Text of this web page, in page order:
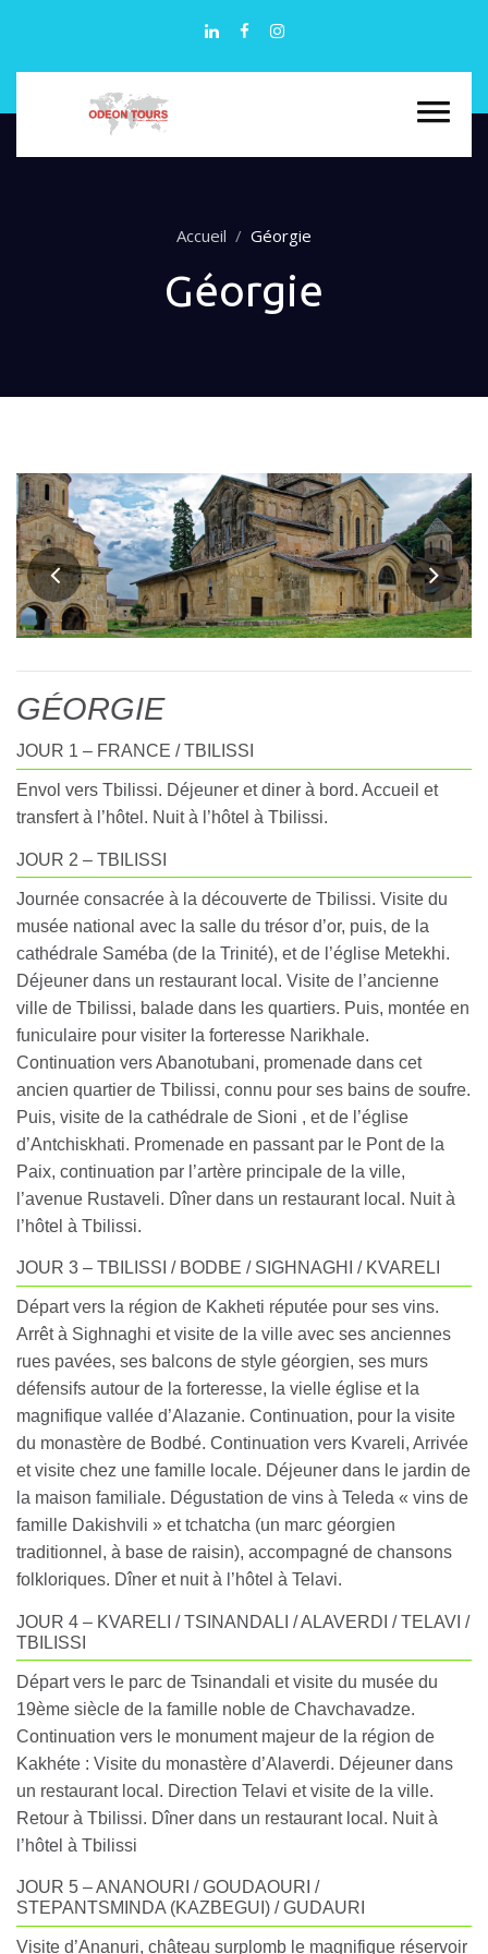
Accueil Géorgie
Géorgie
GÉORGIE
JOUR 1 – FRANCE / TBILISSI
Envol vers Tbilissi. Déjeuner et diner à bord. Accueil et
transfert à l’hôtel. Nuit à l’hôtel à Tbilissi.
JOUR 2 – TBILISSI
Journée consacrée à la découverte de Tbilissi. Visite du
musée national avec la salle du trésor d’or, puis, de la
cathédrale Saméba (de la Trinité), et de l’église Metekhi.
Déjeuner dans un restaurant local. Visite de l’ancienne
ville de Tbilissi, balade dans les quartiers. Puis, montée en
funiculaire pour visiter la forteresse Narikhale.
Continuation vers Abanotubani, promenade dans cet
ancien quartier de Tbilissi, connu pour ses bains de soufre.
Puis, visite de la cathédrale de Sioni , et de l’église
d’Antchiskhati. Promenade en passant par le Pont de la
Paix, continuation par l’artère principale de la ville,
l’avenue Rustaveli. Dîner dans un restaurant local. Nuit à
l’hôtel à Tbilissi.
JOUR 3 – TBILISSI / BODBE / SIGHNAGHI / KVARELI
Départ vers la région de Kakheti réputée pour ses vins.
Arrêt à Sighnaghi et visite de la ville avec ses anciennes
rues pavées, ses balcons de style géorgien, ses murs
défensifs autour de la forteresse, la vielle église et la
magnifique vallée d’Alazanie. Continuation, pour la visite
du monastère de Bodbé. Continuation vers Kvareli, Arrivée
et visite chez une famille locale. Déjeuner dans le jardin de
la maison familiale. Dégustation de vins à Teleda « vins de
famille Dakishvili » et tchatcha (un marc géorgien
traditionnel, à base de raisin), accompagné de chansons
folkloriques. Dîner et nuit à l’hôtel à Telavi.
JOUR 4 – KVARELI / TSINANDALI / ALAVERDI / TELAVI /
TBILISSI
Départ vers le parc de Tsinandali et visite du musée du
19ème siècle de la famille noble de Chavchavadze.
Continuation vers le monument majeur de la région de
Kakhéte : Visite du monastère d’Alaverdi. Déjeuner dans
un restaurant local. Direction Telavi et visite de la ville.
Retour à Tbilissi. Dîner dans un restaurant local. Nuit à
l’hôtel à Tbilissi
JOUR 5 – ANANOURI / GOUDAOURI /
STEPANTSMINDA (KAZBEGUI) / GUDAURI
Visite d’Ananuri, château surplomb le magnifique réservoir